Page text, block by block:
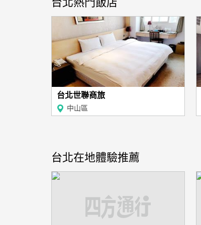
台北世聯商旅
中山區
台北在地體驗推薦